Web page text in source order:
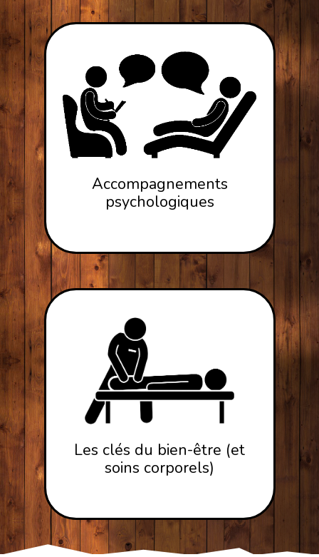
Accompagnements
psychologiques
Les clés du bien-être (et
soins corporels)